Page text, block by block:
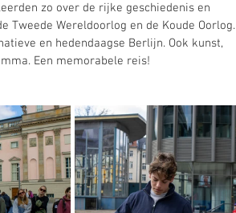
zo over de rijke geschiedenis en
Tweede Wereldoorlog en de Koude Oorlog.
en hedendaagse Berlijn. Ook kunst,
Een memorabele reis!